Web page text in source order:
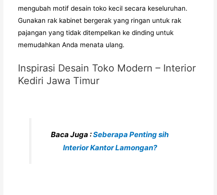
mengubah motif desain toko kecil secara keseluruhan.
Gunakan rak kabinet bergerak yang ringan untuk rak
pajangan yang tidak ditempelkan ke dinding untuk
memudahkan Anda menata ulang.
Inspirasi Desain Toko Modern – Interior
Kediri Jawa Timur
Baca Juga :Seberapa Penting sih
Interior Kantor Lamongan?